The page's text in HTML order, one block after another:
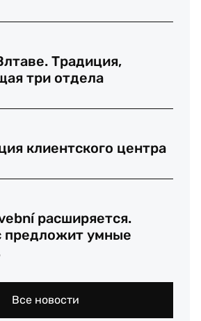
Традиция,
три отдела
клиентского центра
расширяется.
умные
Все новости